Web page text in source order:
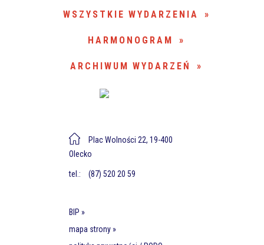
—
WSZYSTKIE WYDARZENIA
HARMONOGRAM
ARCHIWUM WYDARZEŃ
Plac Wolności 22, 19-400
Olecko
tel.: (87) 520 20 59
BIP »
mapa strony »